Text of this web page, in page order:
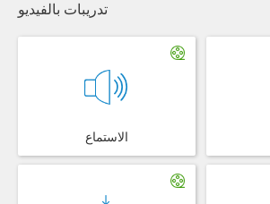
تدريبات بالفيديو
الاستماع